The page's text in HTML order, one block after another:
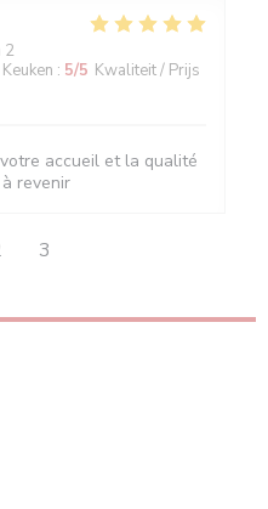
2
Keuken : 5/5 Kwaliteit / Prijs
accueil et la qualité
à revenir
3